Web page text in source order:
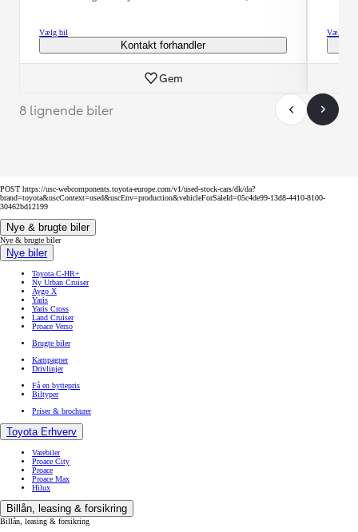
Vælg bil
Kontakt forhandler
Gem
Vælg bil
8 lignende biler
POST https://usc-webcomponents.toyota-europe.com/v1/used-stock-cars/dk/da?
brand=toyota&uscContext=used&uscEnv=production&vehicleForSaleId=05c4de99-13d8-4410-8100-
30462bd12199
Nye & brugte biler
Nye & brugte biler
Nye biler
Toyota C-HR+
Ny Urban Cruiser
Aygo X
Yaris
Yaris Cross
Land Cruiser
Proace Verso
Brugte biler
Kampagner
Drivlinjer
Få en byttepris
Biltyper
Priser & brochurer
Toyota Erhverv
Varebiler
Proace City
Proace
Proace Max
Hilux
Billån, leasing & forsikring
Billån, leasing & forsikring